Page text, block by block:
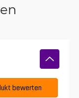
bewerten